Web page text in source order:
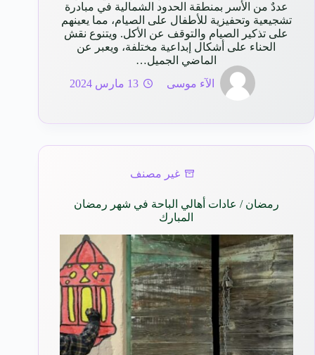
عددٌ من الأسر بمنطقة الحدود الشمالية في مبادرة
تشجيعية وتحفيزية للأطفال على الصيام، مما يعينهم
على تذكير الصيام والتوقف عن الأكل. ويتنوع نقش
الحناء على أشكال إبداعية مختلفة، ويعبر عن
الماضي الجميل…
الآء موسى
13 مارس 2024
غير مصنف
رمضان / عادات أهالي الباحة في شهر رمضان
المبارك